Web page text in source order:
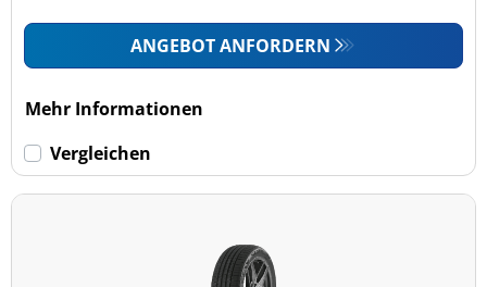
ANGEBOT ANFORDERN
Mehr Informationen
Vergleichen